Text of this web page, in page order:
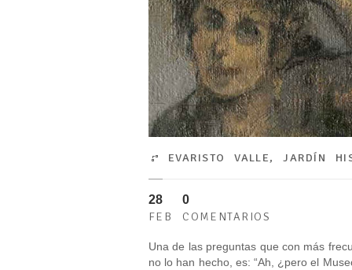
EVARISTO VALLE,JARDÍN
28
FEB
0
COMENTARIOS
Una de las preguntas que con más
no lo han hecho, es: “Ah, ¿pero el